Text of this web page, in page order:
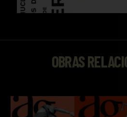
OBRAS